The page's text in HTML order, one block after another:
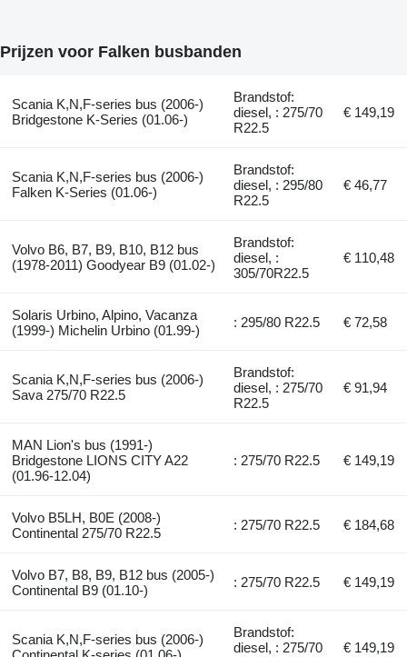
Prijzen voor Falken busbanden
Scania K,N,F-series bus (2006-)
Bridgestone K-Series (01.06-)
Brandstof:
diesel, : 275/70
R22.5
€ 149,19
Scania K,N,F-series bus (2006-)
Falken K-Series (01.06-)
Brandstof:
diesel, : 295/80
R22.5
€ 46,77
Volvo B6, B7, B9, B10, B12 bus
(1978-2011) Goodyear B9 (01.02-)
Brandstof:
diesel, :
305/70R22.5
€ 110,48
Solaris Urbino, Alpino, Vacanza
(1999-) Michelin Urbino (01.99-)
: 295/80 R22.5 € 72,58
Scania K,N,F-series bus (2006-)
Sava 275/70 R22.5
Brandstof:
diesel, : 275/70
R22.5
€ 91,94
MAN Lion's bus (1991-)
Bridgestone LIONS CITY A22
(01.96-12.04)
: 275/70 R22.5 € 149,19
Volvo B5LH, B0E (2008-)
Continental 275/70 R22.5
: 275/70 R22.5 € 184,68
Volvo B7, B8, B9, B12 bus (2005-)
Continental B9 (01.10-)
: 275/70 R22.5 € 149,19
Scania K,N,F-series bus (2006-)
Brandstof:
diesel, : 275/70
€ 149,19